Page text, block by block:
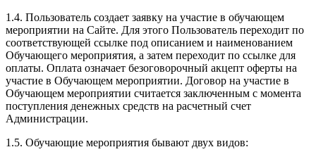
1.4. Пользователь создает заявку на участие в обучающем
мероприятии на Сайте. Для этого Пользователь переходит по
соответствующей ссылке под описанием и наименованием
Обучающего мероприятия, а затем переходит по ссылке для
оплаты. Оплата означает безоговорочный акцепт оферты на
участие в Обучающем мероприятии. Договор на участие в
Обучающем мероприятии считается заключенным с момента
поступления денежных средств на расчетный счет
Администрации.
1.5. Обучающие мероприятия бывают двух видов: